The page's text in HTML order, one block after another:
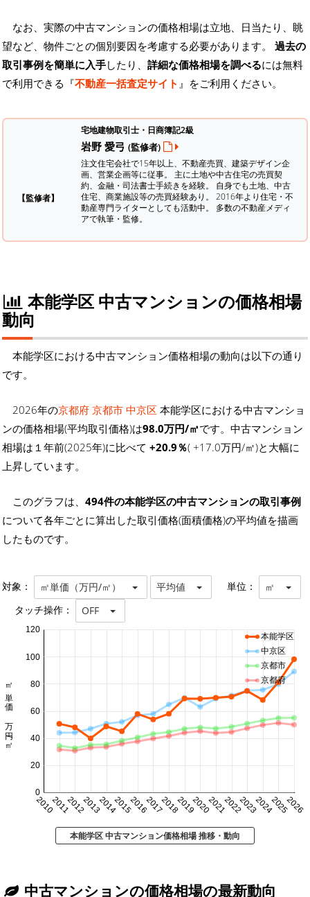
なお、実際の中古マンションの価格相場は立地、日当たり、眺
望など、物件ごとの個別要因を考慮する必要があります。 過去の
取引事例を簡単に入手したり、 詳細な価格相場を調べるには無料
で利用できる『不動産一括査定サイト 』をご利用ください。
【監修者】
宅地建物取引士・日商簿記2級
岩野 愛弓 (監修者)
注文住宅会社で15年以上、不動産売買、建築デザイン企
画、営業企画等に従事。 主に土地や中古住宅の売買契
約、金融・司法書士手続きを経験。 自身でも土地、中古
住宅、商業施設等の売買経験あり。 2016年より住宅・不
動産専門ライターとしても活動中。 多数の不動産メディ
アで執筆・監修。
本能学区 中古マンションの価格相場
動向
本能学区における中古マンション価格相場の動向は以下の通り
です。
2026年の京都府 京都市 中京区 本能学区における中古マンショ
ンの価格相場(平均取引価格)は98.0万円/㎡です。中古マンション
相場は１年前(2025年)に比べて +20.9％( +17.0万円/㎡)と大幅に
上昇しています。
このグラフは、 494件の本能学区の中古マンションの取引事例
について各年ごとに算出した取引価格(面積価格)の平均値を描画
したものです。
対象： ㎡単価（万円/㎡） 平均値 単位： ㎡
タッチ操作： OFF
20102011201220132014201520162017201820192020202120222023202420252026
0
20
40
60
80
100
120
㎡単価 万円/㎡
本能学区
中京区
京都市
京都府
本能学区 中古マンション価格相場 推移・動向
中古マンションの価格相場の最新動向